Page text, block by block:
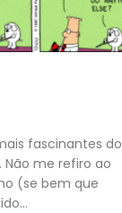
fascinantes do
me refiro ao
(se bem que